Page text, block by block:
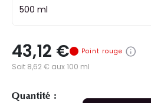
500 ml
43,12 € Point rouge
Soit 8,62 € aux 100 ml
Quantité :